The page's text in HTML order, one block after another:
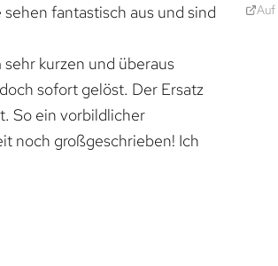
fantastisch aus und sind
kurzen und überaus
sofort gelöst. Der Ersatz
So ein vorbildlicher
noch großgeschrieben! Ich
Auf